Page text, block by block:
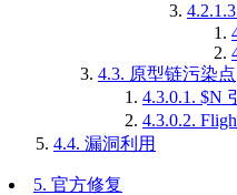
4.3. 原型链污染点
4.3.0.1. $N
4.3.0.2.
4.4. 漏洞利用
5. 官方修复